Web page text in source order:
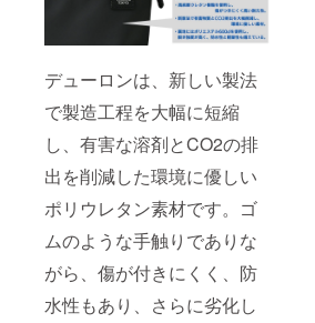
デューロンは、新しい製法
で製造工程を大幅に短縮
し、有害な溶剤とCO2の排
出を削減した環境に優しい
ポリウレタン素材です。ゴ
ムのような手触りでありな
がら、傷が付きにくく、防
水性もあり、さらに劣化し